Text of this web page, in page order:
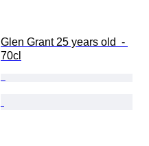
Glen Grant 25 years old  -
70cl